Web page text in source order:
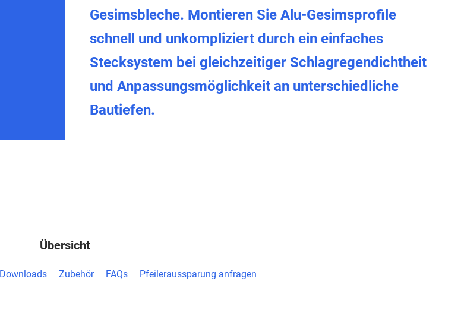
Gesimsbleche. Montieren Sie Alu-Gesimsprofile
schnell und unkompliziert durch ein einfaches
Stecksystem bei gleichzeitiger Schlagregendichtheit
und Anpassungsmöglichkeit an unterschiedliche
Bautiefen.
Übersicht
Downloads Zubehör FAQs Pfeileraussparung anfragen